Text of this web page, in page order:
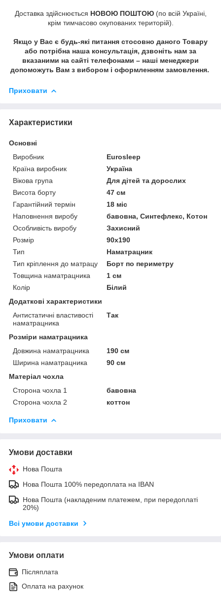
Доставка здійснюється НОВОЮ ПОШТОЮ(по всій Україні,
крім тимчасово окупованих територій).
Якщо у Вас є будь-які питання стосовно даного Товару
або потрібна наша консультація, дзвоніть нам за
вказаними на сайті телефонами – наші менеджери
допоможуть Вам з вибором і оформленням замовлення.
Приховати
Характеристики
Основні
Виробник
Eurosleep
Країна виробник
Україна
Вікова група
Для дітей та дорослих
Висота борту
47 см
Гарантійний термін
18 міс
Наповнення виробу
бавовна, Синтефлекс, Котон
Особливість виробу
Захисний
Розмір
90x190
Тип
Наматрацник
Тип кріплення до матрацу
Борт по периметру
Товщина наматрацника
1 см
Колір
Білий
Додаткові характеристики
Антистатичні властивості
наматрацника
Так
Розміри наматрацника
Довжина наматрацника
190 см
Ширина наматрацника
90 см
Матеріал чохла
Сторона чохла 1
бавовна
Сторона чохла 2
коттон
Приховати
Умови доставки
Нова Пошта
Нова Пошта 100% передоплата на IBAN
Нова Пошта (накладеним платежем, при передоплаті
20%)
Всі умови доставки
Умови оплати
Післяплата
Оплата на рахунок